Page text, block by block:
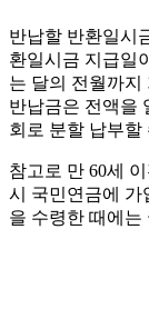
반납할 반환일시
환일시금 지급일
는 달의 전월까지
반납금은 전액을
회로 분할 납부할
참고로 만 60세
시 국민연금에 가
을 수령한 때에는